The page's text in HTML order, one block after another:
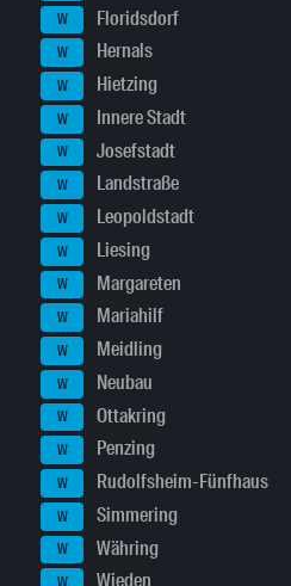
W Floridsdorf
W Hernals
W Hietzing
W Innere Stadt
W Josefstadt
W Landstraße
W Leopoldstadt
W Liesing
W Margareten
W Mariahilf
W Meidling
W Neubau
W Ottakring
W Penzing
W Rudolfsheim-Fünfhaus
W Simmering
W Währing